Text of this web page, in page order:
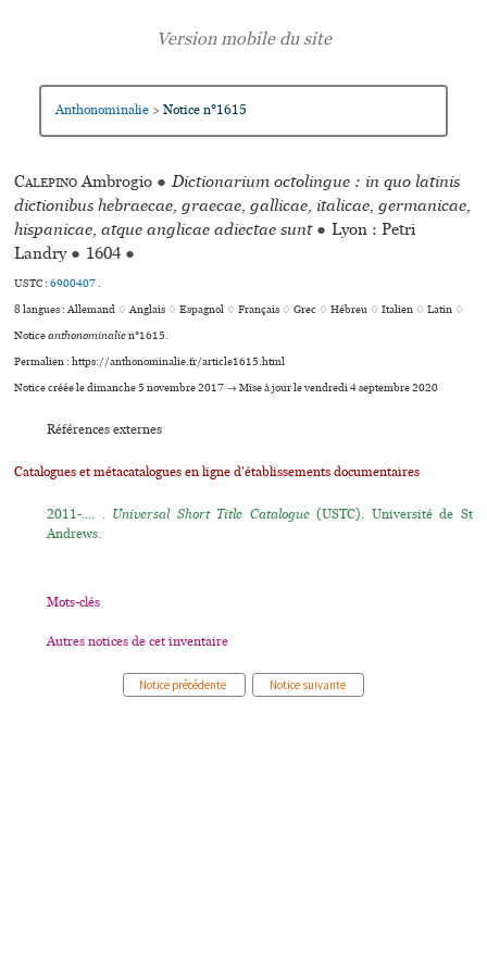
Anthonominalie > Notice n°1615
CalepinoAmbrogio ● Dictionarium octolingue : in quo latinis
dictionibus hebraecae, graecae, gallicae, italicae, germanicae,
hispanicae, atque anglicae adiectae sunt ● Lyon : Petri
Landry ● 1604 ●
USTC :6900407.
8 langues :Allemand ♢Anglais ♢Espagnol ♢Français ♢Grec ♢Hébreu ♢Italien ♢Latin ♢
Noticeanthonominalien°1615.
Permalien : https://anthonominalie.fr/article1615.html
Notice créée le dimanche 5 novembre 2017 → Mise à jour le vendredi 4 septembre 2020
Références externes
Catalogues et métacatalogues en ligne d'établissements documentaires
2011-.... . Universal Short Title Catalogue(USTC). Université de St
Andrews.
Mots-clés
Autres notices de cet inventaire
Notice précédente Notice suivante